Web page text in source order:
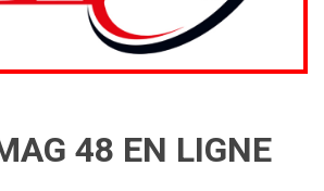
48 EN LIGNE